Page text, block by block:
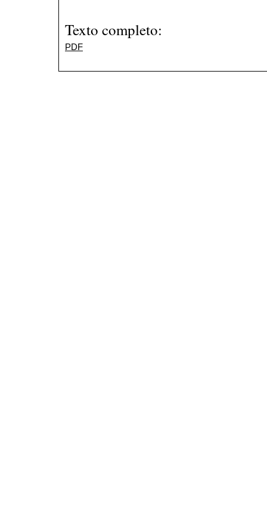
Texto completo:
PDF